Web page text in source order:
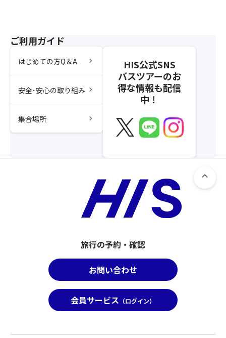
ご利用ガイド
はじめての方Q＆A chevron_right
安全･安心の取り組み chevron_right
集合場所 chevron_right
HIS公式SNS
バスツアーのお
得な情報も配信
中！
旅行の予約・確認
お問い合わせ
会員サービス （ログイン）